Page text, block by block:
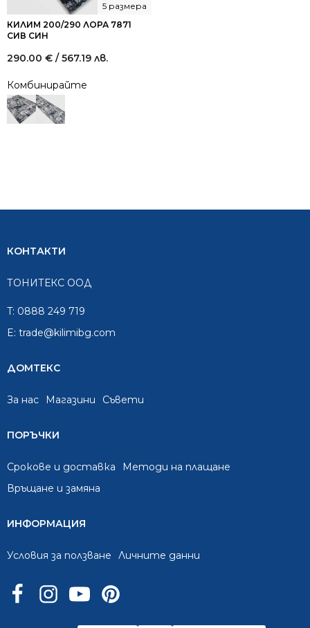
КИЛИМ 200/290 ЛОРА 7871
СИВ СИН
5 размера
290.00 € / 567.19 лв.
Комбинирайте
КОНТАКТИ
ТОНИТЕКС ООД
T: 0888 249 719
E: trade@kilimibg.com
ДОМТЕКС
За нас Mагазини Съвети
ПОРЪЧКИ
Срокове и доставка
Методи на плащане
Връщане и замяна
ИНФОРМАЦИЯ
Условия за ползване Личните данни